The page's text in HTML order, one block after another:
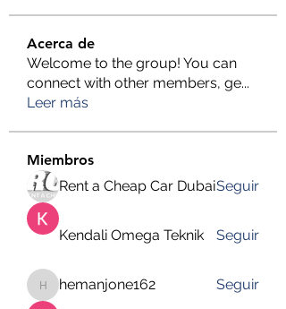
Acerca de
Welcome to the group! You can
connect with other members, ge...
Leer más
Miembros
Rent a Cheap Car DubaiSeguir
Kendali Omega Teknik Seguir
hemanjone162
hemanjone162 Seguir